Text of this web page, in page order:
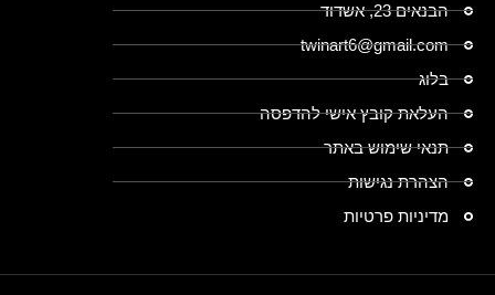
הבנאים 23, אשדוד
twinart6@gmail.com
בלוג
העלאת קובץ אישי להדפסה
תנאי שימוש באתר
הצהרת נגישות
מדיניות פרטיות